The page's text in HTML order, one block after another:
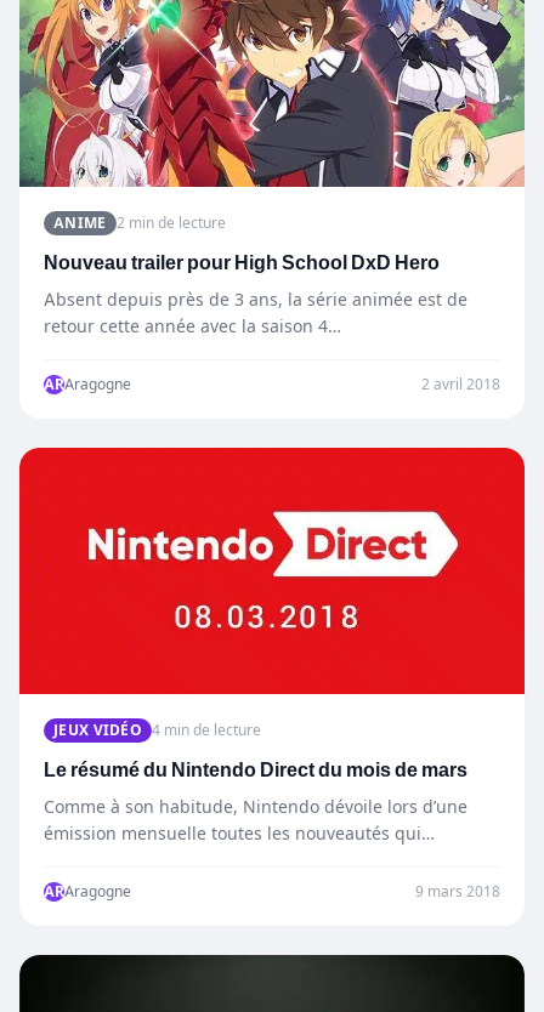
ANIME 2 min de lecture
Nouveau trailer pour High School DxD Hero
Absent depuis près de 3 ans, la série animée est de
retour cette année avec la saison 4…
ARAragogne 2 avril 2018
JEUX VIDÉO 4 min de lecture
Le résumé du Nintendo Direct du mois de mars
Comme à son habitude, Nintendo dévoile lors d’une
émission mensuelle toutes les nouveautés qui
ARAragogne 9 mars 2018